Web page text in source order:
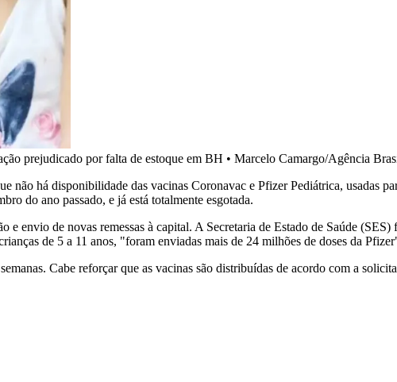
prejudicado por falta de estoque em BH • Marcelo Camargo/Agência
não há disponibilidade das vacinas Coronavac e Pfizer Pediátrica, usadas
do ano passado, e já está totalmente esgotada.
e envio de novas remessas à capital. A Secretaria de Estado de Saúde
de 5 a 11 anos, "foram enviadas mais de 24 milhões de doses da
Cabe reforçar que as vacinas são distribuídas de acordo com a